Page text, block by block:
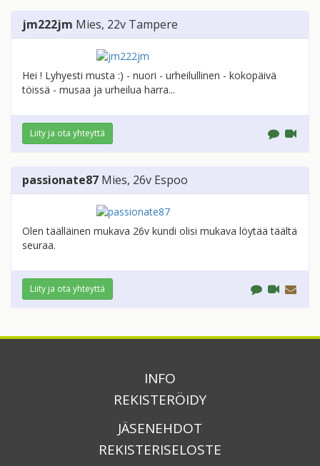
jm222jm Mies, 22v Tampere
Hei ! Lyhyesti musta :) - nuori - urheilullinen - kokopäivä
töissä - musaa ja urheilua harra...
Liity ja ota yhteyttä
passionate87 Mies, 26v Espoo
Olen täälläinen mukava 26v kundi olisi mukava löytää täältä
seuraa.
Liity ja ota yhteyttä
INFO
REKISTERÖIDY
JÄSENEHDOT
REKISTERISELOSTE